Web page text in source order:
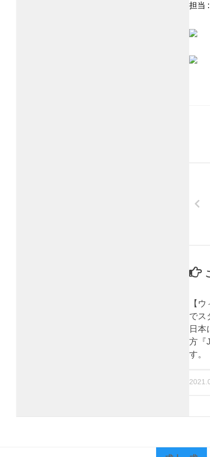
担当
【
でス
日本
方『
す。